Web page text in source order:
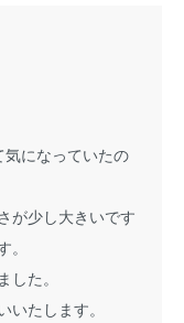
になっていたの
が少し大きいです
した。
たします。